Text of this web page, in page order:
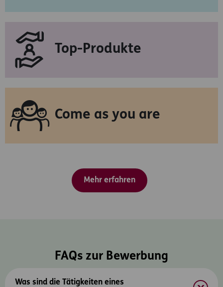
Top-Produkte
Come as you are
Mehr erfahren
FAQs zur Bewerbung
Was sind die Tätigkeiten eines